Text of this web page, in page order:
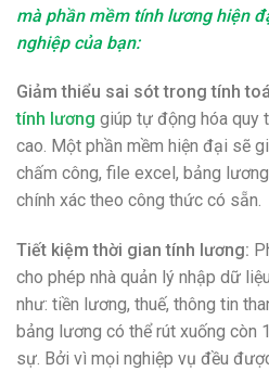
mà phần mềm tính lươnghiện
nghiệp của bạn:
Giảm thiểu sai sót trong tính
tính lương giúp tự động hóa quy
cao. Một phần mềm hiện đại sẽ
chấm công, file excel, bảng
chính xác theo công thức có sẵn.
Tiết kiệm thời gian tính lương:
cho phép nhà quản lý nhập dữ
như: tiền lương, thuế, thông tin
bảng lương có thể rút xuống còn
sự. Bởi vì mọi nghiệp vụ đều